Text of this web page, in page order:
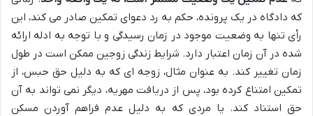
که دادگاه در یک پرونده، حکم به رد دعوای تمکین صادر می کند، این
رأی تنها به وضعیت موجود در زمان رسیدگی و با توجه به ادله ارائه
شده در آن زمان اعتبار دارد. شرایط زندگی زوجین ممکن است در طول
زمان تغییر کند. به عنوان مثال، زوجه ای که به دلیل حق حبس، از
تمکین امتناع کرده بود، پس از دریافت مهریه، دیگر نمی تواند به آن
حق استناد کند. یا مردی که به دلیل عدم فراهم آوردن مسکن